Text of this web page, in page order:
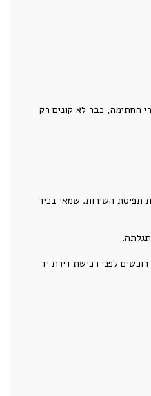
החתימה, כבר לא קונים רק
תפיסת השירות. שמאי בכיר
לפני רכישת דירת יד